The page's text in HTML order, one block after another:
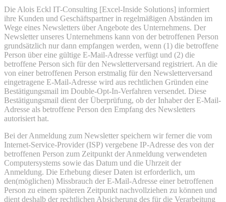
Die Alois Eckl IT-Consulting [Excel-Inside Solutions] informiert
ihre Kunden und Geschäftspartner in regelmäßigen Abständen im
Wege eines Newsletters über Angebote des Unternehmens. Der
Newsletter unseres Unternehmens kann von der betroffenen Person
grundsätzlich nur dann empfangen werden, wenn (1) die betroffene
Person über eine gültige E-Mail-Adresse verfügt und (2) die
betroffene Person sich für den Newsletterversand registriert. An die
von einer betroffenen Person erstmalig für den Newsletterversand
eingetragene E-Mail-Adresse wird aus rechtlichen Gründen eine
Bestätigungsmail im Double-Opt-In-Verfahren versendet. Diese
Bestätigungsmail dient der Überprüfung, ob der Inhaber der E-Mail-
Adresse als betroffene Person den Empfang des Newsletters
autorisiert hat.
Bei der Anmeldung zum Newsletter speichern wir ferner die vom
Internet-Service-Provider (ISP) vergebene IP-Adresse des von der
betroffenen Person zum Zeitpunkt der Anmeldung verwendeten
Computersystems sowie das Datum und die Uhrzeit der
Anmeldung. Die Erhebung dieser Daten ist erforderlich, um
den(möglichen) Missbrauch der E-Mail-Adresse einer betroffenen
Person zu einem späteren Zeitpunkt nachvollziehen zu können und
dient deshalb der rechtlichen Absicherung des für die Verarbeitung